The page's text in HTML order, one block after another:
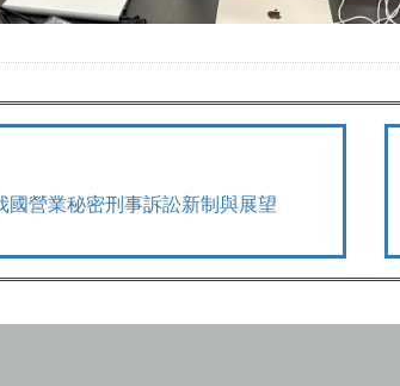
國營業秘密刑事訴訟新制與展望